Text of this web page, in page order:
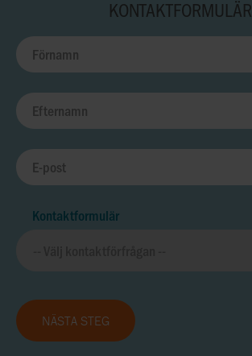
KONTAKTFORMULÄR
Kontaktformulär
NÄSTA STEG